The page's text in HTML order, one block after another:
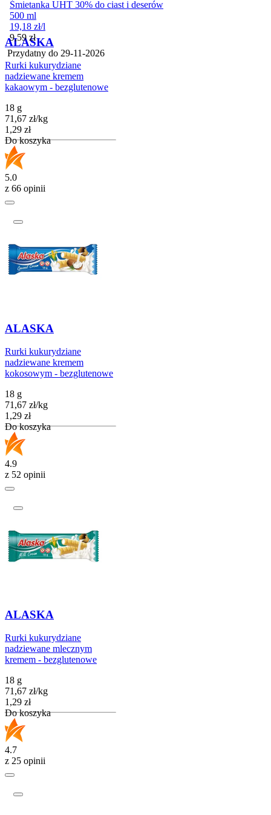
Śmietanka UHT 30% do ciast i deserów
500 ml
19,18 zł/l
Cena
9,59 zł
Przydatny do 29-11-2026
ALASKA
Rurki kukurydziane
nadziewane kremem
kakaowym - bezglutenowe
18 g
71,67 zł/kg
Cena
1,29 zł
Do koszyka
5.0
z 66 opinii
ALASKA
Rurki kukurydziane
nadziewane kremem
kokosowym - bezglutenowe
18 g
71,67 zł/kg
Cena
1,29 zł
Do koszyka
4.9
z 52 opinii
ALASKA
Rurki kukurydziane
nadziewane mlecznym
kremem - bezglutenowe
18 g
71,67 zł/kg
Cena
1,29 zł
Do koszyka
4.7
z 25 opinii